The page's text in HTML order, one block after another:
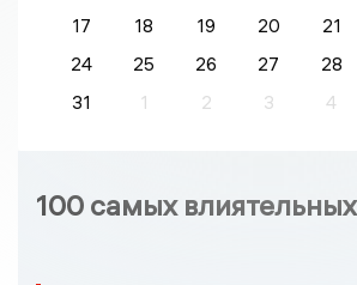
17
18 19 20 21
24
25 26 27 28
31
1 2 3 4
100 самых